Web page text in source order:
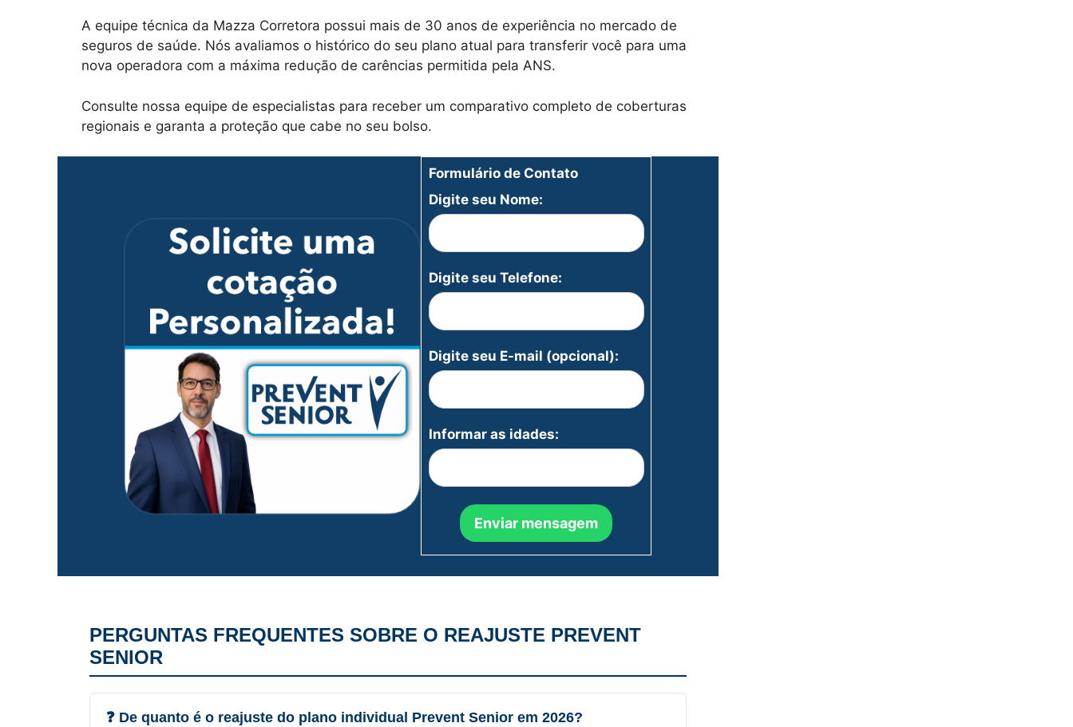
A equipe técnica da Mazza Corretora possui mais de 30 anos de experiência no mercado de
seguros de saúde. Nós avaliamos o histórico do seu plano atual para transferir você para uma
nova operadora com a máxima redução de carências permitida pela ANS.
Consulte nossa equipe de especialistas para receber um comparativo completo de coberturas
regionais e garanta a proteção que cabe no seu bolso.
Formulário de Contato
Digite seu Nome:
Digite seu Telefone:
Digite seu E-mail (opcional):
Informar as idades:
PERGUNTAS FREQUENTES SOBRE O REAJUSTE PREVENT
SENIOR
❓ De quanto é o reajuste do plano individual Prevent Senior em 2026?